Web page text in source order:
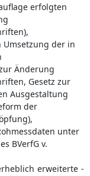
erfolgten
der in
Änderung
Gesetz zur
Ausgestaltung
der
unter
BVerfG v.
erweiterte -